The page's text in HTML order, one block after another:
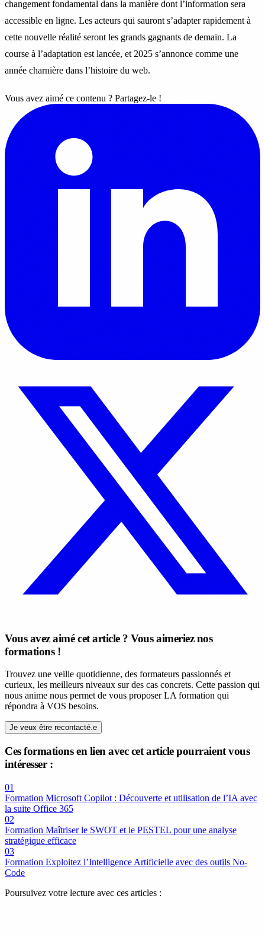
changement fondamental dans la manière dont l’information sera
accessible en ligne. Les acteurs qui sauront s’adapter rapidement à
cette nouvelle réalité seront les grands gagnants de demain. La
course à l’adaptation est lancée, et 2025 s’annonce comme une
année charnière dans l’histoire du web.
Vous avez aimé ce contenu ? Partagez-le !
Vous avez aimé cet article ? Vous aimeriez nos
formations !
Trouvez une veille quotidienne, des formateurs passionnés et
curieux, les meilleurs niveaux sur des cas concrets. Cette passion qui
nous anime nous permet de vous proposer LA formation qui
répondra à VOS besoins.
Je veux être recontacté.e
Ces formations en lien avec cet article pourraient vous
intéresser :
01
Formation Microsoft Copilot : Découverte et utilisation de l’IA avec
la suite Office 365
02
Formation Maîtriser le SWOT et le PESTEL pour une analyse
stratégique efficace
03
Formation Exploitez l’Intelligence Artificielle avec des outils No-
Code
Poursuivez votre lecture avec ces articles :